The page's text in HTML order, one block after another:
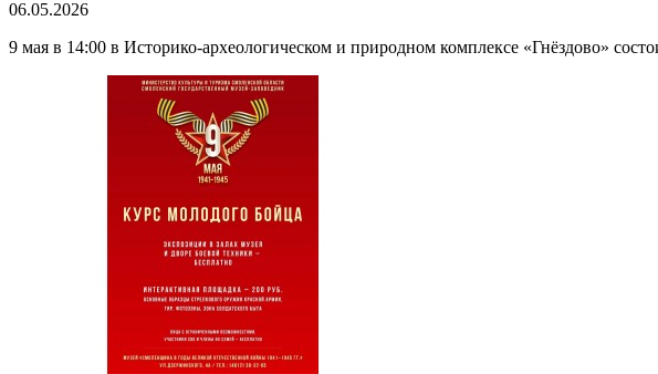
06.05.2026
9 мая в 14:00 в Историко-археологическом и природном комплексе «Гнёздово»